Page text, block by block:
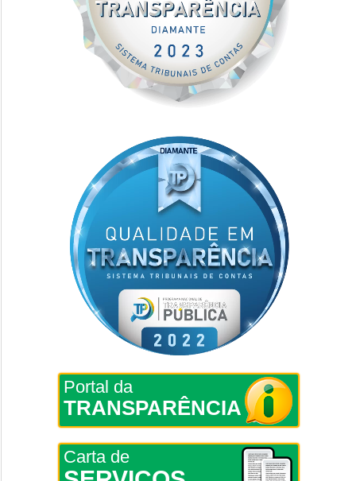
Portal da
TRANSPARÊNCIA
Carta de